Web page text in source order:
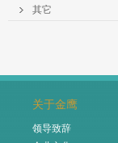
其它
关于金鹰
领导致辞